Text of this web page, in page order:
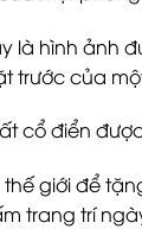
hình ảnh
trước của
cổ điển
giới để
trang trí